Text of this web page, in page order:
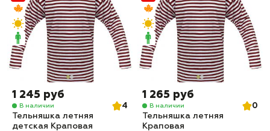
1 245 руб
В наличии
4
Тельняшка летняя
детская Краповая
1 265 руб
В наличии
0
Тельняшка летняя
Краповая